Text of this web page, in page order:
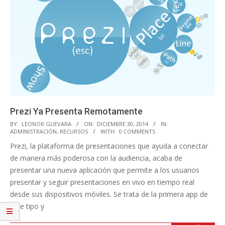
Prezi Ya Presenta Remotamente
2014-
12-
30
BY: LEONOR GUEVARA ON: DICIEMBRE 30, 2014
IN:
ADMINISTRACIÓN, RECURSOS WITH: 0 COMMENTS
Prezi, la plataforma de presentaciones que ayuda a conectar
de manera más poderosa con la audiencia, acaba de
presentar una nueva aplicación que permite a los usuarios
presentar y seguir presentaciones en vivo en tiempo real
desde sus dispositivos móviles. Se trata de la primera app de
este tipo y